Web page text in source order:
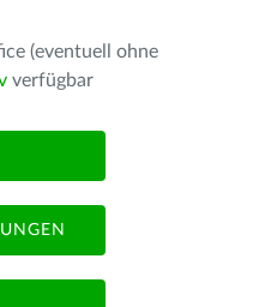
(eventuell ohne
verfügbar